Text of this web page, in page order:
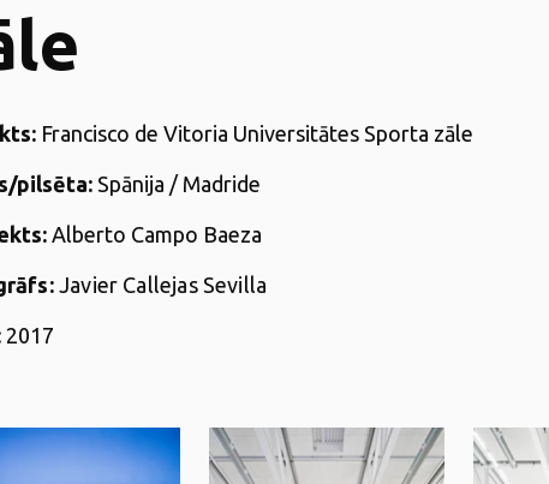
Francisco de Vitoria Universitātes Sporta zāle
pilsēta: Spānija / Madride
Alberto Campo Baeza
Javier Callejas Sevilla
2017